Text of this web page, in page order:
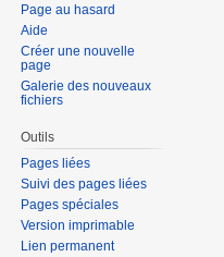
Page au hasard
Aide
Créer une nouvelle
page
Galerie des nouveaux
fichiers
Outils
Pages liées
Suivi des pages liées
Pages spéciales
Version imprimable
Lien permanent